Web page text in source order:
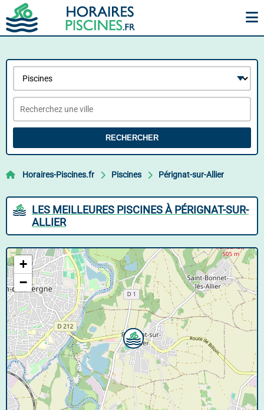
RECHERCHER
Horaires-Piscines.fr Piscines Pérignat-sur-Allier
LES MEILLEURES PISCINES À PÉRIGNAT-SUR-
ALLIER
+
−